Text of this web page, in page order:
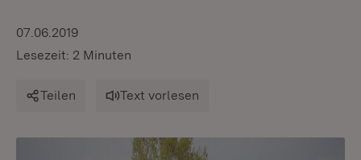
07.06.2019
Lesezeit: 2 Minuten
Teilen Text vorlesen